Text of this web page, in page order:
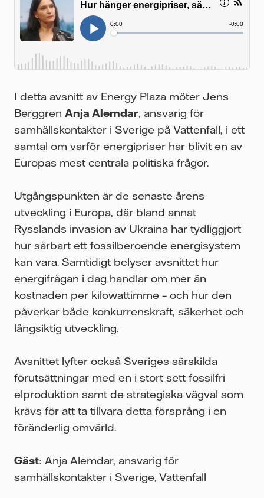
I detta avsnitt av Energy Plaza möter Jens
Berggren Anja Alemdar, ansvarig för
samhällskontakter i Sverige på Vattenfall, i ett
samtal om varför energipriser har blivit en av
Europas mest centrala politiska frågor.
Utgångspunkten är de senaste årens
utveckling i Europa, där bland annat
Rysslands invasion av Ukraina har tydliggjort
hur sårbart ett fossilberoende energisystem
kan vara. Samtidigt belyser avsnittet hur
energifrågan i dag handlar om mer än
kostnaden per kilowattimme – och hur den
påverkar både konkurrenskraft, säkerhet och
långsiktig utveckling.
Avsnittet lyfter också Sveriges särskilda
förutsättningar med en i stort sett fossilfri
elproduktion samt de strategiska vägval som
krävs för att ta tillvara detta försprång i en
föränderlig omvärld.
Gäst: Anja Alemdar, ansvarig för
samhällskontakter i Sverige, Vattenfall